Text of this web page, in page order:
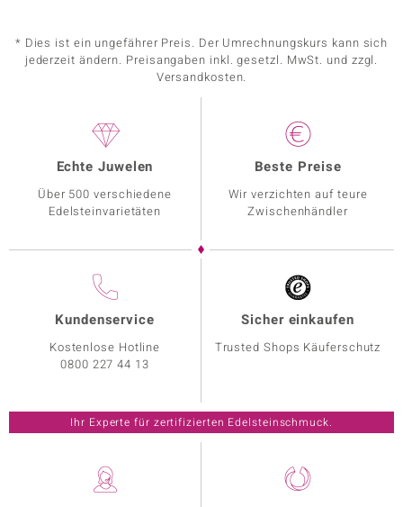
* Dies ist ein ungefährer Preis. Der Umrechnungskurs kann sich
jederzeit ändern. Preisangaben inkl. gesetzl. MwSt. und zzgl.
Versandkosten.
Echte Juwelen
Über 500 verschiedene
Edelsteinvarietäten
Beste Preise
Wir verzichten auf teure
Zwischenhändler
Kundenservice
Kostenlose Hotline
0800 227 44 13
Sicher einkaufen
Trusted Shops Käuferschutz
Ihr Experte für zertifizierten Edelsteinschmuck.